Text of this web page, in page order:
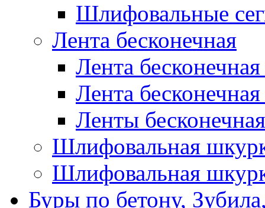
Шлифовальные
Лента бесконечная
Лента
Лента
Ленты
Шлифовальная
Шлифовальная
Буры по бетону,